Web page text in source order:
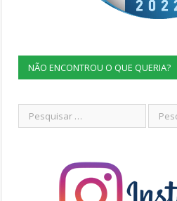
NÃO ENCONTROU O QUE QUERIA?